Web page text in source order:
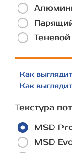
Как
Как
Текстура
MSD
MSD